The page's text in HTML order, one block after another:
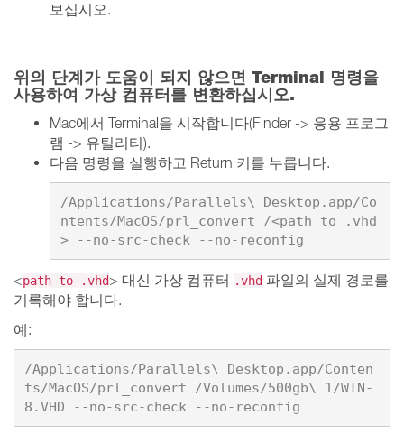
보십시오.
위의 단계가 도움이 되지 않으면 Terminal 명령을
사용하여 가상 컴퓨터를 변환하십시오.
Mac에서 Terminal을 시작합니다(Finder -> 응용 프로그
램 -> 유틸리티).
다음 명령을 실행하고 Return 키를 누릅니다.
/Applications/Parallels\ Desktop.app/Co
ntents/MacOS/prl_convert /<path to .vhd
> --no-src-check --no-reconfig
<path to .vhd> 대신 가상 컴퓨터 .vhd 파일의 실제 경로를
기록해야 합니다.
예:
/Applications/Parallels\ Desktop.app/Conten
ts/MacOS/prl_convert /Volumes/500gb\ 1/WIN-
8.VHD --no-src-check --no-reconfig